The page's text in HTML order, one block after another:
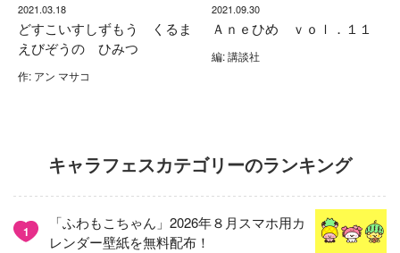
2021.03.18
どすこいすしずもう くるま
えびぞうの ひみつ
作: アン マサコ
2021.09.30
Ａｎｅひめ ｖｏｌ．１１
編: 講談社
キャラフェスカテゴリーのランキング
1
「ふわもこちゃん」2026年８月スマホ用カ
レンダー壁紙を無料配布！